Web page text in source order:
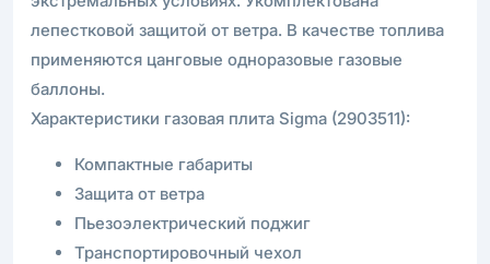
лепестковой защитой от ветра. В качестве топлива
применяются цанговые одноразовые газовые
баллоны.
Характеристики газовая плита Sigma (2903511):
Компактные габариты
Защита от ветра
Пьезоэлектрический поджиг
Транспортировочный чехол